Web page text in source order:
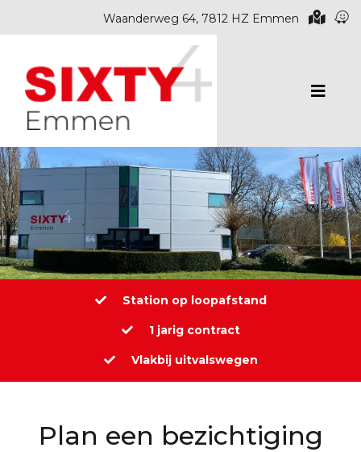
Waanderweg 64, 7812 HZ Emmen
Station op loopafstand
1 jarig contract
Vlakbij uitvalswegen
Plan een bezichtiging